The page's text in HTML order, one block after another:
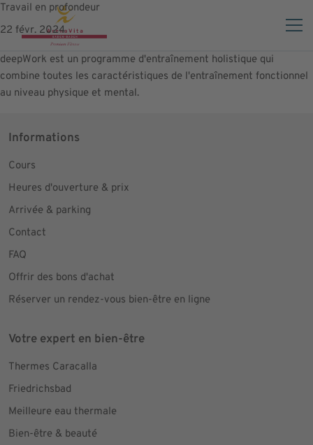
Travail en profondeur
22 févr. 2024
deepWork est un programme d'entraînement holistique qui
combine toutes les caractéristiques de l'entraînement fonctionnel
au niveau physique et mental.
Informations
Cours
Heures d'ouverture & prix
Arrivée & parking
Contact
FAQ
Offrir des bons d'achat
Réserver un rendez-vous bien-être en ligne
Votre expert en bien-être
Thermes Caracalla
Friedrichsbad
Meilleure eau thermale
Bien-être & beauté